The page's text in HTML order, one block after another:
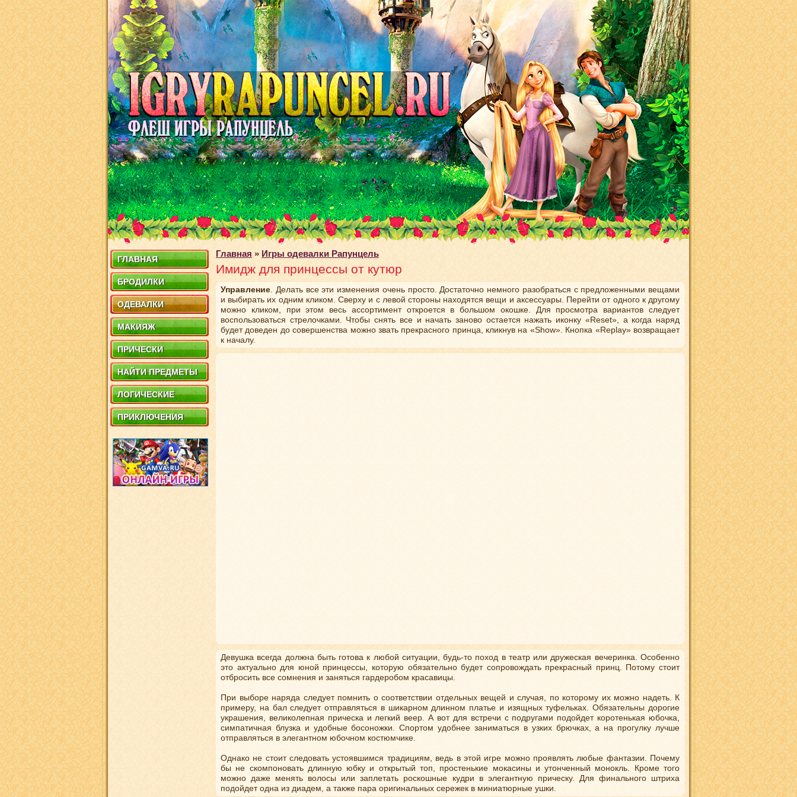
ГЛАВНАЯ
БРОДИЛКИ
ОДЕВАЛКИ
МАКИЯЖ
ПРИЧЕСКИ
НАЙТИ ПРЕДМЕТЫ
ЛОГИЧЕСКИЕ
ПРИКЛЮЧЕНИЯ
Главная » Игры одевалки Рапунцель
Имидж для принцессы от кутюр
Управление . Делать все эти изменения очень просто. Достаточно немного разобраться с предложенными вещами
и выбирать их одним кликом. Сверху и с левой стороны находятся вещи и аксессуары. Перейти от одного к другому
можно кликом, при этом весь ассортимент откроется в большом окошке. Для просмотра вариантов следует
воспользоваться стрелочками. Чтобы снять все и начать заново остается нажать иконку «Reset», а когда наряд
будет доведен до совершенства можно звать прекрасного принца, кликнув на «Show». Кнопка «Replay» возвращает
к началу.
Девушка всегда должна быть готова к любой ситуации, будь-то поход в театр или дружеская вечеринка. Особенно
это актуально для юной принцессы, которую обязательно будет сопровождать прекрасный принц. Потому стоит
отбросить все сомнения и заняться гардеробом красавицы.
При выборе наряда следует помнить о соответствии отдельных вещей и случая, по которому их можно надеть. К
примеру, на бал следует отправляться в шикарном длинном платье и изящных туфельках. Обязательны дорогие
украшения, великолепная прическа и легкий веер. А вот для встречи с подругами подойдет коротенькая юбочка,
симпатичная блузка и удобные босоножки. Спортом удобнее заниматься в узких брючках, а на прогулку лучше
отправляться в элегантном юбочном костюмчике.
Однако не стоит следовать устоявшимся традициям, ведь в этой игре можно проявлять любые фантазии. Почему
бы не скомпоновать длинную юбку и открытый топ, простенькие мокасины и утонченный монокль. Кроме того
можно даже менять волосы или заплетать роскошные кудри в элегантную прическу. Для финального штриха
подойдет одна из диадем, а также пара оригинальных сережек в миниатюрные ушки.